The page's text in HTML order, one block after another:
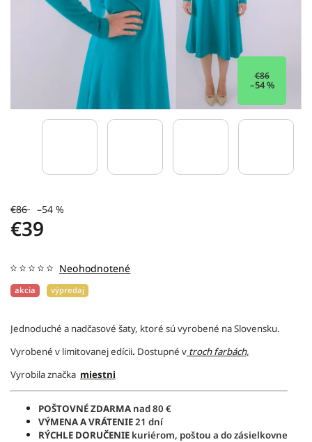
€86
–54 %
€86 –54 %
€39
akcia výpredaj
Neohodnotené
Jednoduché a nadčasové šaty, ktoré sú vyrobené na Slovensku.
Vyrobené v limitovanej edícii. Dostupné v troch farbách,
Vyrobila značka miestni
POŠTOVNÉ ZDARMA nad 80 €
VÝMENA A VRÁTENIE21 dní
RÝCHLE DORUČENIE kuriérom, poštou a do zásielkovne